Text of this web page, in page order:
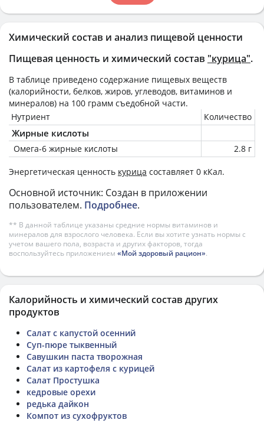
Химический состав и анализ пищевой ценности
Пищевая ценность и химический состав "курица".
В таблице приведено содержание пищевых веществ
(калорийности, белков, жиров, углеводов, витаминов и
минералов) на 100 грамм съедобной части.
Нутриент
Количество
Жирные кислоты
Омега-6 жирные кислоты 2.8 г
Энергетическая ценность курица составляет 0 кКал.
Основной источник: Создан в приложении
пользователем. Подробнее.
** В данной таблице указаны средние нормы витаминов и
минералов для взрослого человека. Если вы хотите узнать нормы с
учетом вашего пола, возраста и других факторов, тогда
воспользуйтесь приложением «Мой здоровый рацион».
Калорийность и химический состав других
продуктов
Салат с капустой осенний
Суп-пюре тыквенный
Савушкин паста творожная
Салат из картофеля с курицей
Салат Простушка
кедровые орехи
редька дайкон
Компот из сухофруктов